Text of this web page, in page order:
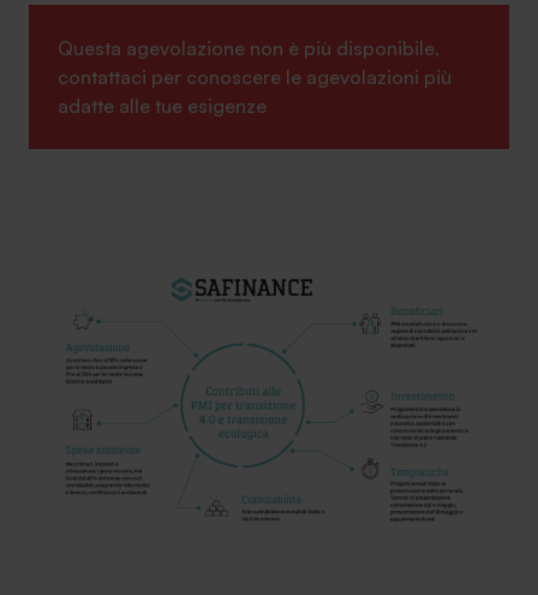
+030.3540104
SA Finance Mediazione Creditizia Srl, società di mediazione creditizia iscritta
all'Oam n.M336
Questa agevolazione non è più disponibile,
contattaci per conoscere le agevolazioni più
adatte alle tue esigenze